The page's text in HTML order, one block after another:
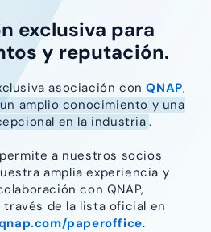
exclusiva para
y reputación.
asociación conQNAP,
un amplio conocimiento y una
en la industria.
a nuestros socios
amplia experiencia y
con QNAP,
de la lista oficial en
paperoffice.